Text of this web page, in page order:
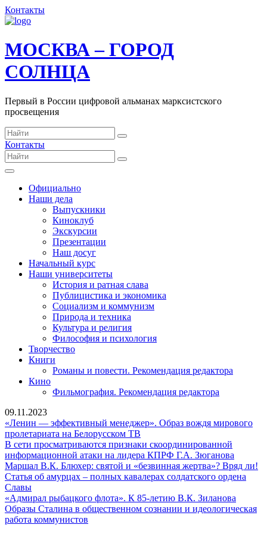
Контакты
МОСКВА – ГОРОД
СОЛНЦА
Первый в России цифровой альманах марксистского
просвещения
Контакты
Официально
Наши дела
Выпускники
Киноклуб
Экскурсии
Презентации
Наш досуг
Начальный курс
Наши университеты
История и ратная слава
Публицистика и экономика
Социализм и коммунизм
Природа и техника
Культура и религия
Философия и психология
Творчество
Книги
Романы и повести. Рекомендация редактора
Кино
Фильмография. Рекомендация редактора
09.11.2023
«Ленин — эффективный менеджер». Образ вождя мирового
пролетариата на Белорусском ТВ
—
эффективный
менеджер».
Образ
мирового
пролетариата
В сети просматриваются признаки скоординированной
информационной атаки на лидера КПРФ Г.А. Зюганова
сети
Маршал В.К. Блюхер: святой и «безвинная жертва»? Вряд ли!
Статья об амурцах – полных кавалерах солдатского ордена
СлавыСтатья
об
амурцах
–
«Адмирал рыбацкого флота». К 85-летию В.К. Зиланова
Образы Сталина в общественном сознании и идеологическая
работа коммунистов